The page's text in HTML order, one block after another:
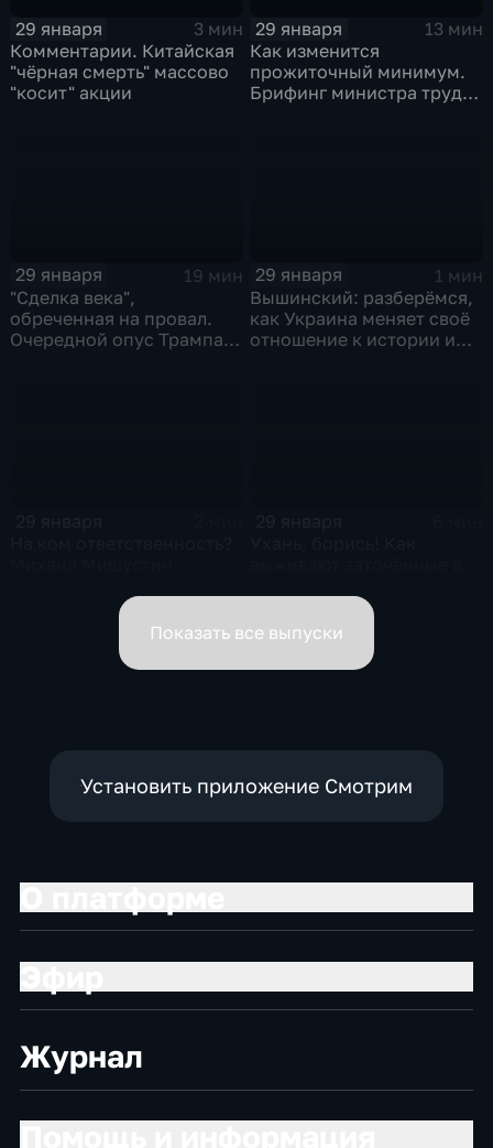
29 января
3 мин
Комментарии. Китайская
"чёрная смерть" массово
"косит" акции
29 января
13 мин
Как изменится
прожиточный минимум.
Брифинг министра труда
29 января
19 мин
"Сделка века",
обреченная на провал.
Очередной опус Трампа.
29 января
1 мин
Вышинский: разберёмся,
как Украина меняет своё
отношение к истории и
вице-премьеров
Показать все выпуски
Установить приложение Смотрим
Журнал